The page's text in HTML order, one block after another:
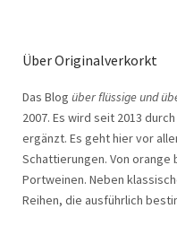
Über Originalverkorkt
Das Blog über flüssige und
2007. Es wird seit 2013
ergänzt. Es geht hier vor
Schattierungen. Von
Portweinen. Neben
Reihen, die ausführlich